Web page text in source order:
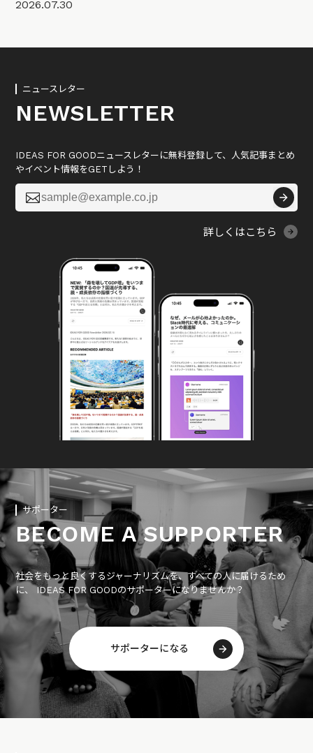
2026.07.30
ニュースレター
NEWSLETTER
IDEAS FOR GOODニュースレターに無料登録して、人気記事まとめ
やイベント情報をGETしよう！

詳しくはこちら
サポーター
BECOME A SUPPORTER
社会をもっと良くするジャーナリズムを、すべての人に届けるため
に、 IDEAS FOR GOODのサポーターになりませんか？
サポーターになる